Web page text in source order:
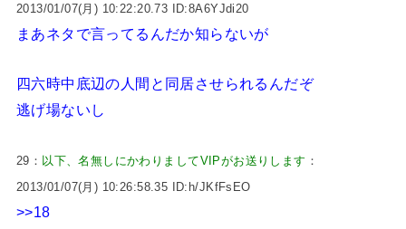
2013/01/07(月) 10:22:20.73 ID:8A6YJdi20
まあネタで言ってるんだか知らないが
四六時中底辺の人間と同居させられるんだぞ
逃げ場ないし
29： 以下、名無しにかわりましてVIPがお送りします ：
2013/01/07(月) 10:26:58.35 ID:h/JKfFsEO
>>18